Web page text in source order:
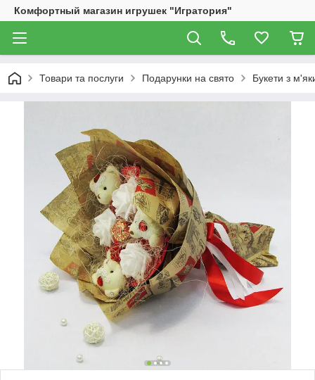
Комфортный магазин игрушек "Игратория"
Товари та послуги Подарунки на свято Букети з